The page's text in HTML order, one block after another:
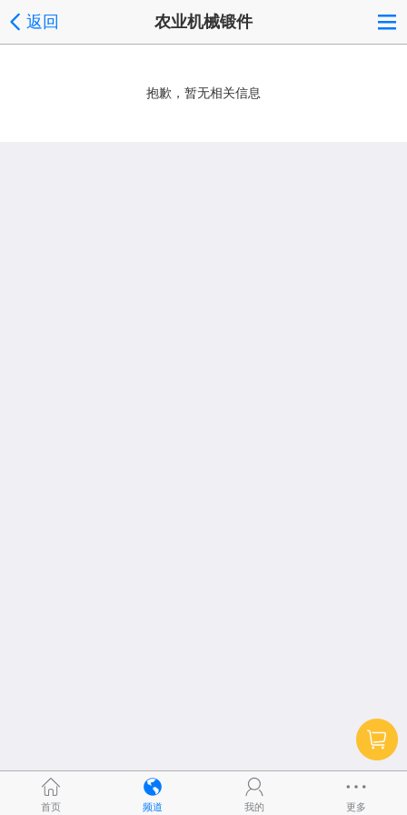
返回 农业机械锻件
抱歉，暂无相关信息
首页 频道 我的 更多